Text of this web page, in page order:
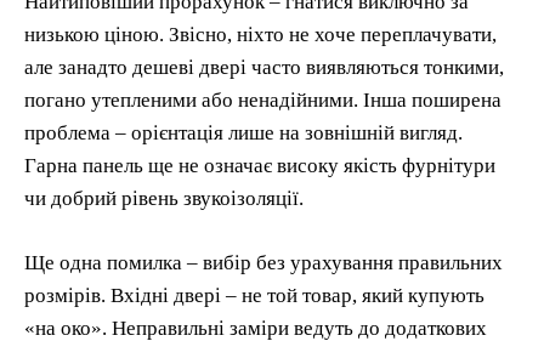
низькою ціною. Звісно, ніхто не хоче переплачувати,
але занадто дешеві двері часто виявляються тонкими,
погано утепленими або ненадійними. Інша поширена
проблема – орієнтація лише на зовнішній вигляд.
Гарна панель ще не означає високу якість фурнітури
чи добрий рівень звукоізоляції.
Ще одна помилка – вибір без урахування правильних
розмірів. Вхідні двері – не той товар, який купують
«на око». Неправильні заміри ведуть до додаткових